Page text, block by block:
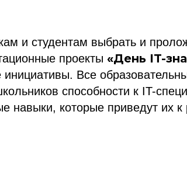
и студентам выбрать и
проекты «День IT-
инициативы. Все
способности к IT-
навыки, которые приведут их